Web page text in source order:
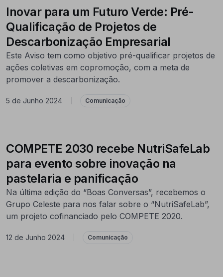
Inovar para um Futuro Verde: Pré-
Qualificação de Projetos de
Descarbonização Empresarial
Este Aviso tem como objetivo pré-qualificar projetos de
ações coletivas em copromoção, com a meta de
promover a descarbonização.
5 de Junho 2024 Comunicação
COMPETE 2030 recebe NutriSafeLab
para evento sobre inovação na
pastelaria e panificação
Na última edição do “Boas Conversas”, recebemos o
Grupo Celeste para nos falar sobre o “NutriSafeLab”,
um projeto cofinanciado pelo COMPETE 2020.
12 de Junho 2024 Comunicação